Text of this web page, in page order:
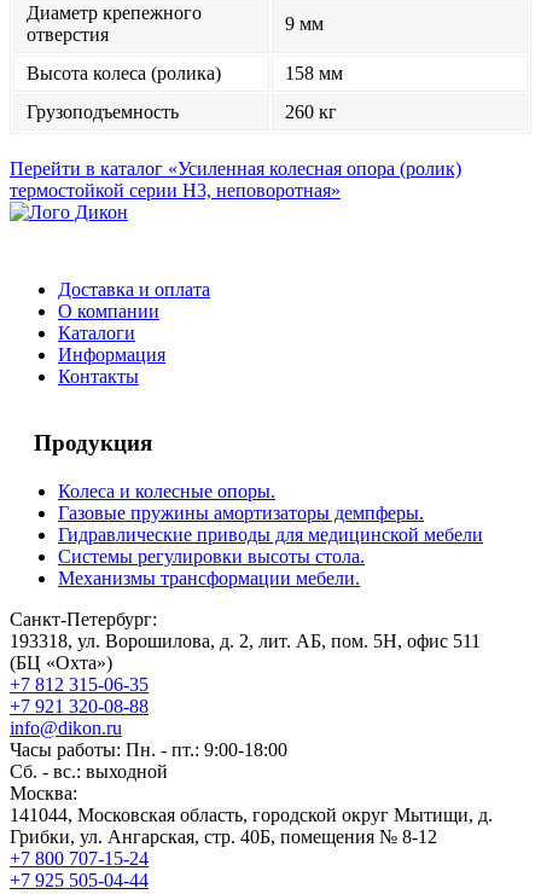
Диаметр крепежного
отверстия
9 мм
Высота колеса (ролика)
158 мм
Грузоподъемность
260 кг
Перейти в каталог «Усиленная колесная опора (ролик)
термостойкой серии Н3, неповоротная»
Доставка и оплата
О компании
Каталоги
Информация
Контакты
Продукция
Колеса и колесные опоры.
Газовые пружины амортизаторы демпферы.
Гидравлические приводы для медицинской мебели
Системы регулировки высоты стола.
Механизмы трансформации мебели.
Санкт-Петербург:
193318, ул. Ворошилова, д. 2, лит. АБ, пом. 5Н, офис 511
(БЦ «Охта»)
+7 812 315-06-35
+7 921 320-08-88
info@dikon.ru
Часы работы: Пн. - пт.: 9:00-18:00
Сб. - вс.: выходной
Москва:
141044, Московская область, городской округ Мытищи, д.
Грибки, ул. Ангарская, стр. 40Б, помещения № 8-12
+7 800 707-15-24
+7 925 505-04-44